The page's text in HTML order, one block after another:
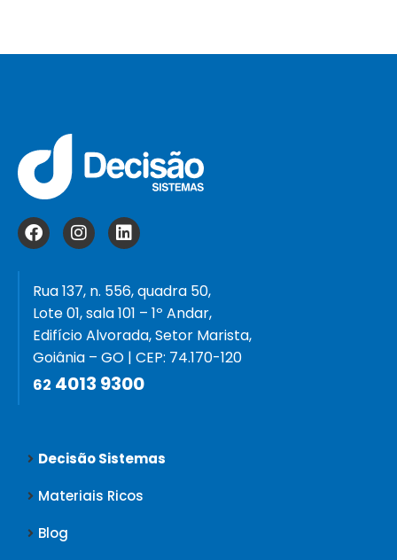
Rua 137, n. 556, quadra 50,
Lote 01, sala 101 – 1º Andar,
Edifício Alvorada, Setor Marista,
Goiânia – GO | CEP: 74.170-120
62 4013 9300
Decisão Sistemas
Materiais Ricos
Blog